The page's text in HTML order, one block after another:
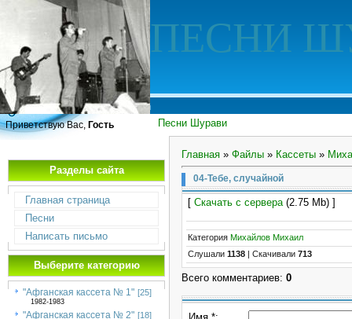
ПЕСНИ
Песни Шурави
Приветствую Вас, Гость
Разделы сайта
Главная страница
Песни
Написать письмо
Выберите категорию
"Афганская кассета № 1" [25]
1982-1983
"Афганская кассета № 2" [18]
Главная » Файлы » Кассеты »
04-Тебе, случайной
[ Скачать с сервера(2.75 Mb) ]
Категория Михайлов Михаил
Слушали 1138 Скачивали 713
Всего комментариев: 0